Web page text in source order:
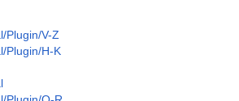
Plugin/V-Z
Plugin/H-K